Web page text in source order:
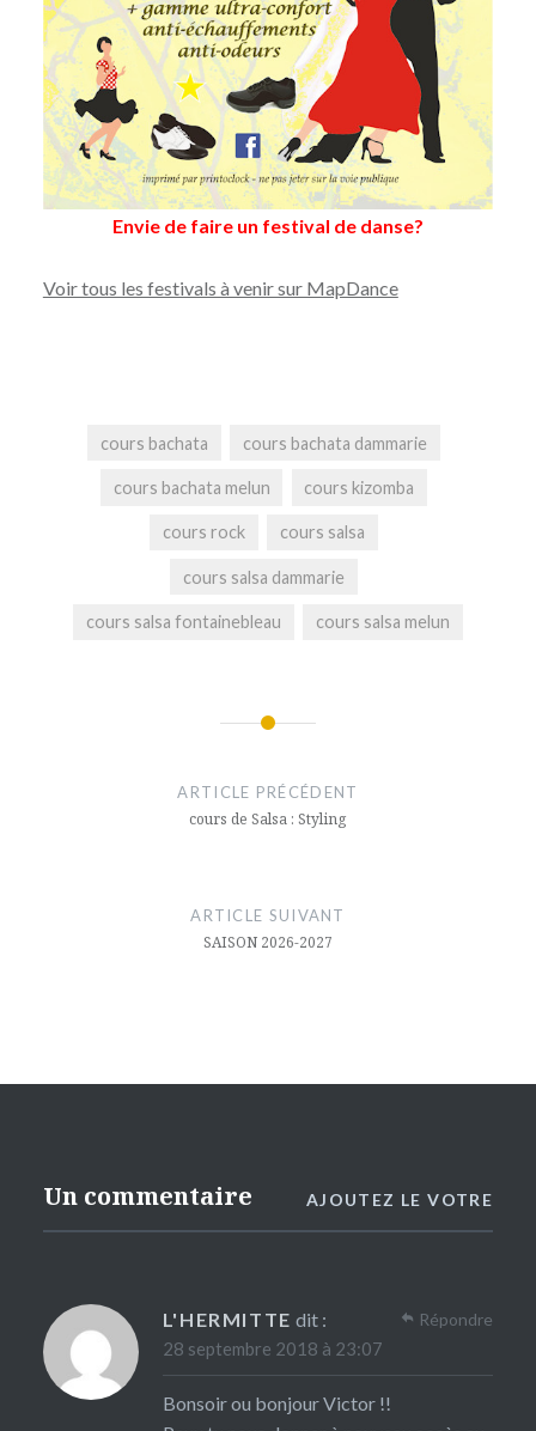
Envie de faire un festival de danse?
Voir tous les festivals à venir sur MapDance
cours bachata cours bachata dammarie
cours bachata melun cours kizomba
cours rock cours salsa
cours salsa dammarie
cours salsa fontainebleau cours salsa melun
ARTICLE PRÉCÉDENT
cours de Salsa : Styling
ARTICLE SUIVANT
SAISON 2026-2027
Un commentaire AJOUTEZ LE VOTRE
L'HERMITTE dit :
28 septembre 2018 à 23:07
Bonsoir ou bonjour Victor !!
Répondre